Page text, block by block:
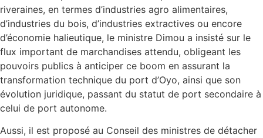
riveraines, en termes d’industries agro alimentaires,
d’industries du bois, d’industries extractives ou encore
d’économie halieutique, le ministre Dimou a insisté sur le
flux important de marchandises attendu, obligeant les
pouvoirs publics à anticiper ce boom en assurant la
transformation technique du port d’Oyo, ainsi que son
évolution juridique, passant du statut de port secondaire à
celui de port autonome.
Aussi, il est proposé au Conseil des ministres de détacher